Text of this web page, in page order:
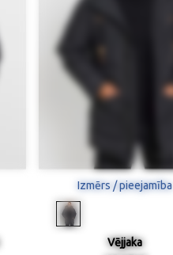
Izmērs / pieejamība
Vējjaka